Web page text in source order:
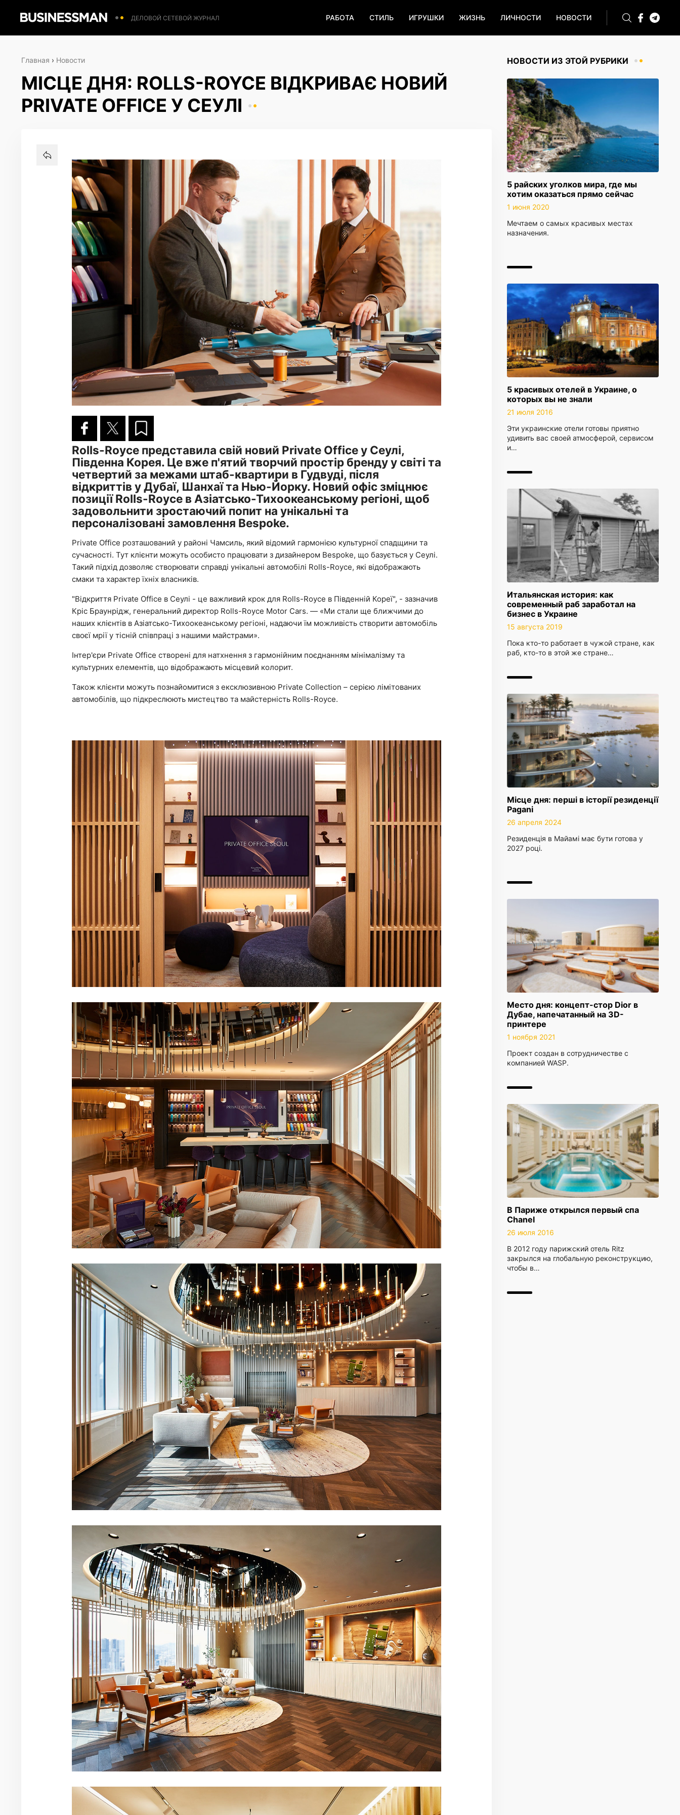
ДЕЛОВОЙ СЕТЕВОЙ ЖУРНАЛ РАБОТА СТИЛЬ ИГРУШКИ ЖИЗНЬ ЛИЧНОСТИ НОВОСТИ
НОВОСТИ ИЗ ЭТОЙ РУБРИКИ
5 райских уголков мира, где мы
хотим оказаться прямо сейчас
1 июня 2020
Мечтаем о самых красивых местах
назначения.
5 красивых отелей в Украине, о
которых вы не знали
21 июля 2016
Эти украинские отели готовы приятно
удивить вас своей атмосферой, сервисом
и…
Итальянская история: как
современный раб заработал на
бизнес в Украине
15 августа 2019
Пока кто-то работает в чужой стране, как
раб, кто-то в этой же стране…
Місце дня: перші в історії резиденції
Pagani
26 апреля 2024
Резиденція в Майамі має бути готова у
2027 році.
Место дня: концепт-стор Dior в
Дубае, напечатанный на 3D-
принтере
1 ноября 2021
Проект создан в сотрудничестве с
компанией WASP.
В Париже открылся первый спа
Chanel
26 июля 2016
В 2012 году парижский отель Ritz
закрылся на глобальную реконструкцию,
чтобы в…
Главная › Новости
МІСЦЕ ДНЯ: ROLLS-ROYCE ВІДКРИВАЄ НОВИЙ
PRIVATE OFFICE У СЕУЛІ
Rolls-Royce представила свій новий Private Office у Сеулі,
Південна Корея. Це вже п'ятий творчий простір бренду у світі та
четвертий за межами штаб-квартири в Гудвуді, після
відкриттів у Дубаї, Шанхаї та Нью-Йорку. Новий офіс зміцнює
позиції Rolls-Royce в Азіатсько-Тихоокеанському регіоні, щоб
задовольнити зростаючий попит на унікальні та
персоналізовані замовлення Bespoke.
Private Office розташований у районі Чамсиль, який відомий гармонією культурної спадщини та
сучасності. Тут клієнти можуть особисто працювати з дизайнером Bespoke, що базується у Сеулі.
Такий підхід дозволяє створювати справді унікальні автомобілі Rolls-Royce, які відображають
смаки та характер їхніх власників.
"Відкриття Private Office в Сеулі - це важливий крок для Rolls-Royce в Південній Кореї", - зазначив
Кріс Браунрідж, генеральний директор Rolls-Royce Motor Cars. — «Ми стали ще ближчими до
наших клієнтів в Азіатсько-Тихоокеанському регіоні, надаючи їм можливість створити автомобіль
своєї мрії у тісній співпраці з нашими майстрами».
Інтер'єри Private Office створені для натхнення з гармонійним поєднанням мінімалізму та
культурних елементів, що відображають місцевий колорит.
Також клієнти можуть познайомитися з ексклюзивною Private Collection – серією лімітованих
автомобілів, що підкреслюють мистецтво та майстерність Rolls-Royce.